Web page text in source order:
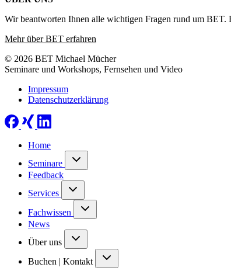
Wir beantworten Ihnen alle wichtigen Fragen rund um BET.
Mehr über BET erfahren
© 2026 BET Michael Mücher
Seminare und Workshops, Fernsehen und Video
Impressum
Datenschutzerklärung
Home
Seminare
Feedback
Services
Fachwissen
News
Über uns
Buchen | Kontakt